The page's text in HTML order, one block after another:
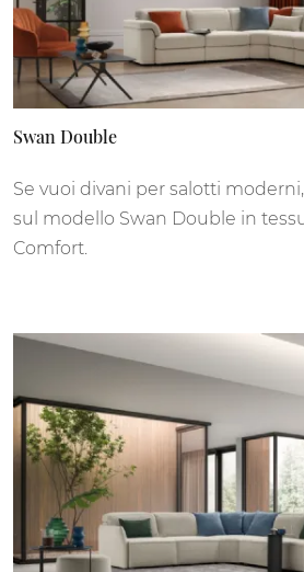
Swan Double
Se vuoi divani per salotti
sul modello Swan Double in
Comfort.